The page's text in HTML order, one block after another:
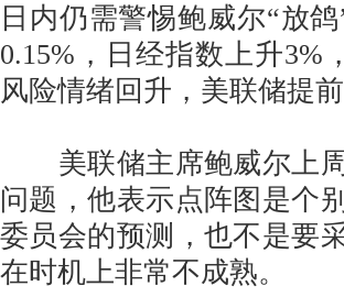
日内仍需警惕鲍威尔“放
0.15%，日经指数上升3%
风险情绪回升，美联储提
美联储主席鲍威尔上周
问题，他表示点阵图是个
委员会的预测，也不是要
在时机上非常不成熟。